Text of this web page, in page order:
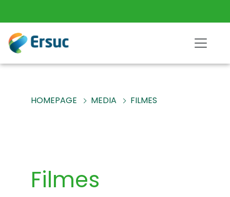
HOMEPAGE MEDIA FILMES
Filmes